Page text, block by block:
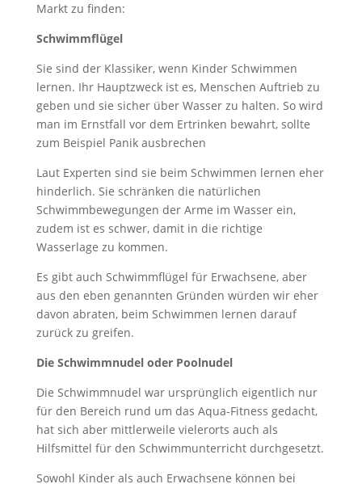
Markt zu finden:
Schwimmflügel
Sie sind der Klassiker, wenn Kinder Schwimmen
lernen. Ihr Hauptzweck ist es, Menschen Auftrieb zu
geben und sie sicher über Wasser zu halten. So wird
man im Ernstfall vor dem Ertrinken bewahrt, sollte
zum Beispiel Panik ausbrechen
Laut Experten sind sie beim Schwimmen lernen eher
hinderlich. Sie schränken die natürlichen
Schwimmbewegungen der Arme im Wasser ein,
zudem ist es schwer, damit in die richtige
Wasserlage zu kommen.
Es gibt auch Schwimmflügel für Erwachsene, aber
aus den eben genannten Gründen würden wir eher
davon abraten, beim Schwimmen lernen darauf
zurück zu greifen.
Die Schwimmnudel oder Poolnudel
Die Schwimmnudel war ursprünglich eigentlich nur
für den Bereich rund um das Aqua-Fitness gedacht,
hat sich aber mittlerweile vielerorts auch als
Hilfsmittel für den Schwimmunterricht durchgesetzt.
Sowohl Kinder als auch Erwachsene können bei